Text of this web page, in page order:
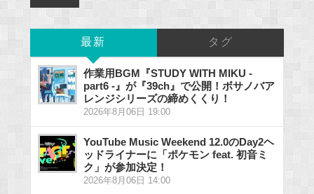
最新 タグ
作業用BGM『STUDY WITH MIKU -
part6 -』が『39ch』で公開！ボサノバア
レンジシリーズの締めくくり！
2026年8月06日 19:00
YouTube Music Weekend 12.0のDay2ヘ
ッドライナーに「ポケモン feat. 初音ミ
ク」が参加決定！
2026年8月06日 14:00